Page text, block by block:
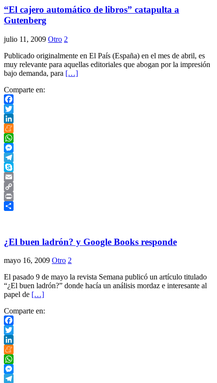
“El cajero automático de libros” catapulta a
Gutenberg
julio 11, 2009 Otro 2
Publicado originalmente en El País (España) en el mes de abril, es
muy relevante para aquellas editoriales que abogan por la impresión
bajo demanda, para […]
Comparte en:
Facebook
Twitter
LinkedIn
Meneame
WhatsApp
Messenger
Telegram
Skype
Email
Copy
Link
Print
¿El buen ladrón? y Google Books responde
mayo 16, 2009 Otro 2
El pasado 9 de mayo la revista Semana publicó un artículo titulado
“¿El buen ladrón?” donde hacía un análisis mordaz e interesante al
papel de […]
Comparte en:
Facebook
Twitter
LinkedIn
Meneame
WhatsApp
Messenger